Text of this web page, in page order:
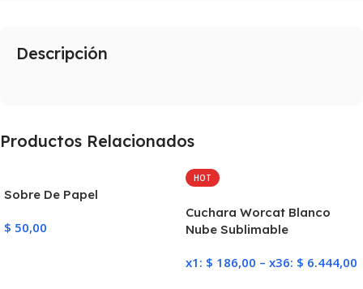
Descripción
Productos Relacionados
Sobre De Papel
$ 50,00
HOT
Cuchara Worcat Blanco
Nube Sublimable
x1: $ 186,00 – x36: $ 6.444,00